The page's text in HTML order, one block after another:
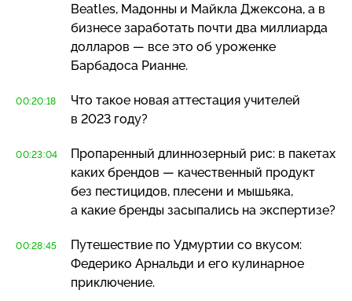
Beatles, Мадонны и Майкла Джексона, а в
бизнесе заработать почти два миллиарда
долларов — все это об уроженке
Барбадоса Рианне.
00:20:18
Что такое новая аттестация учителей
в 2023 году?
00:23:04
Пропаренный длиннозерный рис: в пакетах
каких брендов — качественный продукт
без пестицидов, плесени и мышьяка,
а какие бренды засыпались на экспертизе?
00:28:45
Путешествие по Удмуртии со вкусом:
Федерико Арнальди и его кулинарное
приключение.